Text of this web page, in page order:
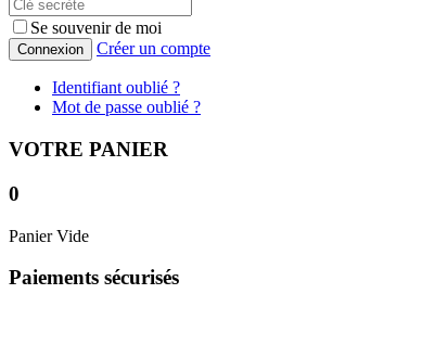
Se souvenir de moi
Connexion Créer un compte
Identifiant oublié ?
Mot de passe oublié ?
VOTRE PANIER
0
Panier Vide
Paiements sécurisés